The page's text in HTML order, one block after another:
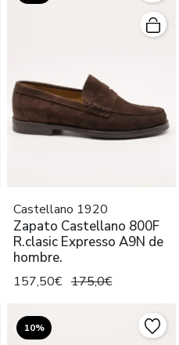
Castellano 1920
Zapato Castellano 800F
R.clasic Expresso A9N de
hombre.
157,50€ 175,0€
10%